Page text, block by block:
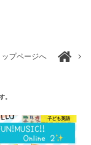
ップページへ
。
子ども英語